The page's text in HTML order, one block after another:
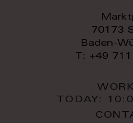
70173
Baden-
T: +49
TODAY: